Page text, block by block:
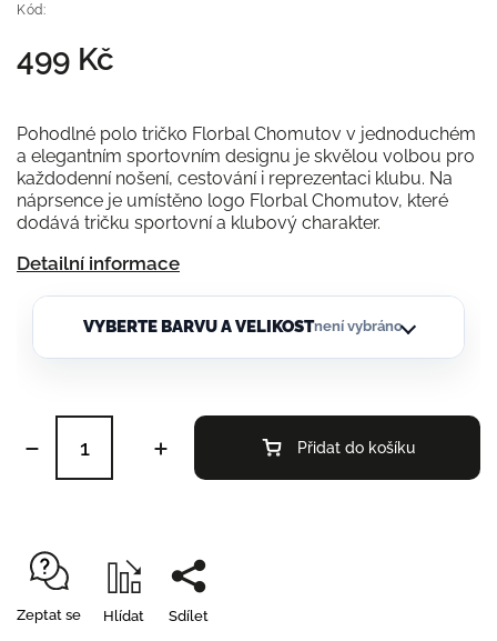
Kód:
499 Kč
Pohodlné polo tričko Florbal Chomutov v jednoduchém
a elegantním sportovním designu je skvělou volbou pro
každodenní nošení, cestování i reprezentaci klubu. Na
náprsence je umístěno logo Florbal Chomutov, které
dodává tričku sportovní a klubový charakter.
Detailní informace
VYBERTE BARVU A VELIKOSTnení vybráno
Přidat do košíku
Zeptat se Hlídat Sdílet